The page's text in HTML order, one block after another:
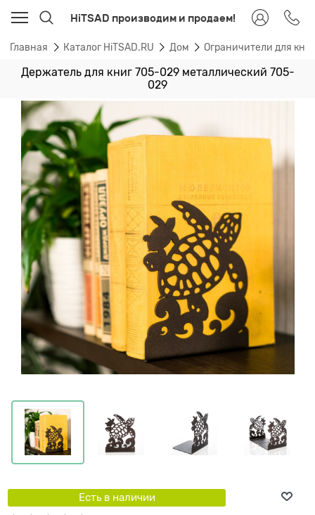
HiTSAD производим и продаем!
Главная Каталог HiTSAD.RU Дом Ограничители для
Держатель для книг 705-029 металлический 705-
029
Есть в наличии